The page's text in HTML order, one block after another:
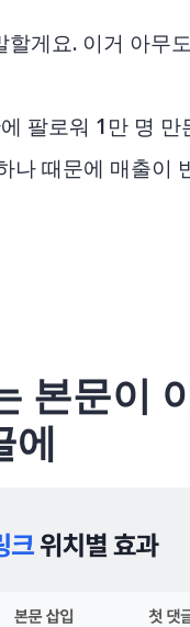
할게요. 이거 아무
팔로워 1만 명 만
나 때문에 매출이
본문이
에